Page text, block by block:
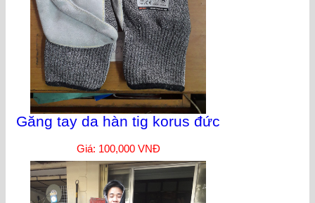
Găng tay da hàn tig korus đức
Giá: 100,000 VNĐ